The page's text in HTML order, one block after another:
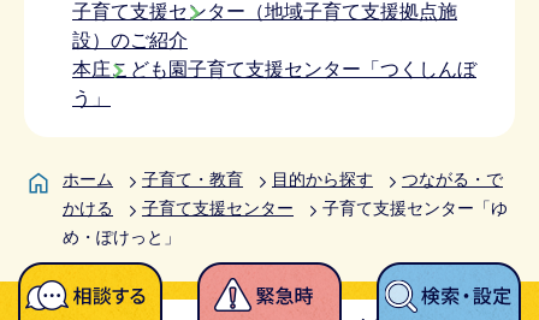
子育て支援センター（地域子育て支援拠点施
設）のご紹介
本庄こども園子育て支援センター「つくしんぼ
う」
ホーム 子育て・教育 目的から探す
つながる・で
かける
子育て支援センター
子育て支援センター「ゆ
め・ぽけっと」